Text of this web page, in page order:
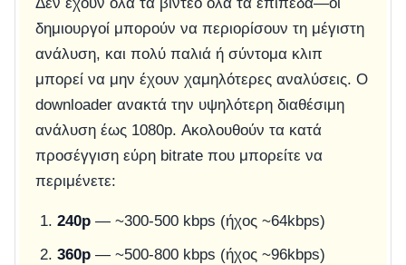
Δεν έχουν όλα τα βίντεο όλα τα επίπεδα—οι
δημιουργοί μπορούν να περιορίσουν τη μέγιστη
ανάλυση, και πολύ παλιά ή σύντομα κλιπ
μπορεί να μην έχουν χαμηλότερες αναλύσεις. Ο
downloader ανακτά την υψηλότερη διαθέσιμη
ανάλυση έως 1080p. Ακολουθούν τα κατά
προσέγγιση εύρη bitrate που μπορείτε να
περιμένετε:
240p— ~300-500 kbps (ήχος ~64kbps)
360p— ~500-800 kbps (ήχος ~96kbps)